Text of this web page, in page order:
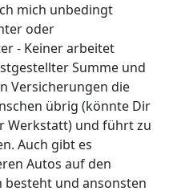
mich unbedingt
oder
- Keiner arbeitet
Summe und
Versicherungen die
übrig (könnte Dir
Werkstatt) und führt zu
Auch gibt es
Autos auf den
besteht und ansonsten